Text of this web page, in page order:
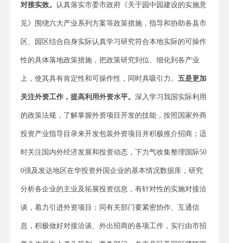
对接实效。 认真落实市委市政府《关于园中园建设的实施意
见》围绕六大产业系列方案等政策措施，指导和协助各县市
区、园区结合自身实际认真学习研究符合本地实际的可操作
性的具体落地政策措施，把政策研究到位、细化到各产业
上，使其具有肯定性和可操作性，同时具吸引力。 五是更加
关注外资工作，提高利用外资水平。 深入学习我国实际利用
的政策法规，了解掌握外资项目开发的技能，按照国家外商
投资产业指导目录来开发包装外资项目并积极推介招商；适
时关注国内外经济发展和投资动态，下力气收集整理国际50
0强及发达地区在华投资外国企业的基本情况数据库，研究
分析各企业的主业及拓展投资信息，有针对性的实施对接洽
谈，着力引进外资项目；同有关部门要紧密协作、互通信
息，积极做好对接洽谈、外出招商的各项工作，实行由市招